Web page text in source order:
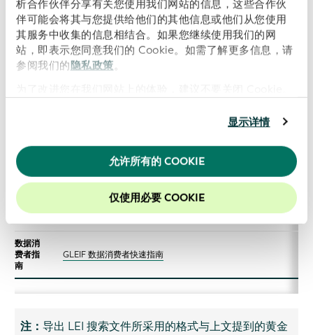
析合作伙伴分享有关您使用我们网站的信息，这些合作伙
伴可能会将其与您提供给他们的其他信息或他们从您使用
其服务中收集的信息相结合。如果您继续使用我们的网
站，即表示您同意我们的 Cookie。如需了解更多信息，请
参阅我们的隐私政策 。
显示详情
允许所有的 COOKIE
仅使用必要 COOKIE
联文件
(XML)
2022-02-09_upcoming-cdf-xml-comprehensive-example-
注：2022-02-09_lei-cdf-3.1-and-rr-cdf-2.1-and-repex-cdf-2.1-
comprehensive-example_v1.0-final.zip 包含额外的字段并且更为
示例 -
API 响
GLEIF-API-example.json
注：API 响应示例主要用来展示在即将发布的 API 中提供的全套附
换
2.1_transformation.xslt
1.1_transformation.xslt
过渡期
的指导
2021-09-
数据消
费者指
南
GLEIF 数据消费者快速指南
注： 导出 LEI 搜索文件所采用的格式与上文提到的黄金